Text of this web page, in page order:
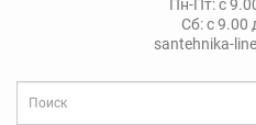
Пн-Пт: с
Сб: с 9.00
santehnika-